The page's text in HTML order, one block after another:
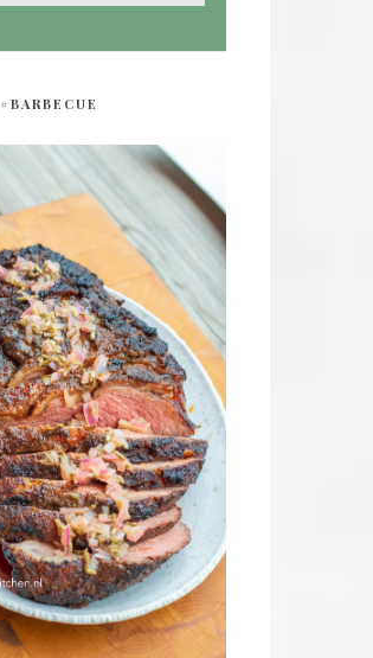
#BARBECUE